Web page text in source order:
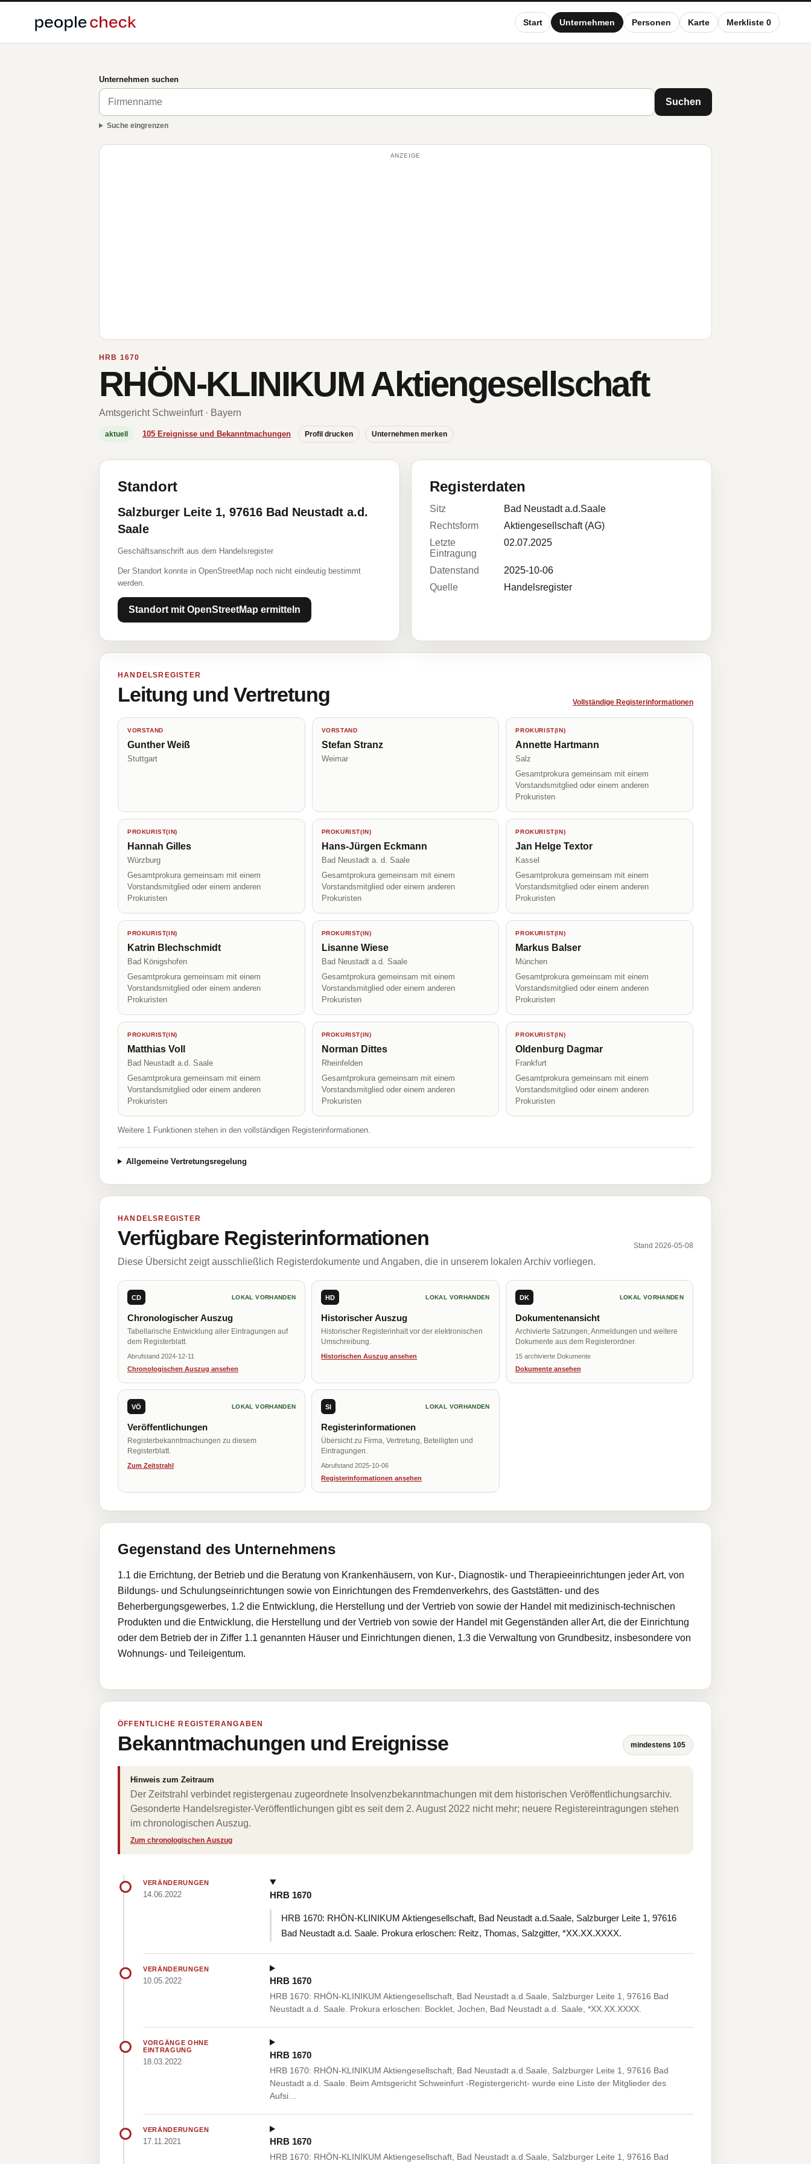
Start Unternehmen Personen Karte Merkliste 0
Unternehmen suchen
Suchen
Suche eingrenzen
ANZEIGE
HRB 1670
RHÖN-KLINIKUM Aktiengesellschaft
Amtsgericht Schweinfurt · Bayern
aktuell 105 Ereignisse und Bekanntmachungen Profil drucken Unternehmen merken
Standort
Salzburger Leite 1, 97616 Bad Neustadt a.d.
Saale
Geschäftsanschrift aus dem Handelsregister
Der Standort konnte in OpenStreetMap noch nicht eindeutig bestimmt
werden.
Standort mit OpenStreetMap ermitteln
Registerdaten
Sitz
Bad Neustadt a.d.Saale
Rechtsform
Aktiengesellschaft (AG)
Letzte
Eintragung
02.07.2025
Datenstand
2025-10-06
Quelle
Handelsregister
HANDELSREGISTER
Leitung und Vertretung Vollständige Registerinformationen
VORSTAND
Gunther Weiß
Stuttgart
VORSTAND
Stefan Stranz
Weimar
PROKURIST(IN)
Annette Hartmann
Salz
Gesamtprokura gemeinsam mit einem
Vorstandsmitglied oder einem anderen
Prokuristen
PROKURIST(IN)
Hannah Gilles
Würzburg
Gesamtprokura gemeinsam mit einem
Vorstandsmitglied oder einem anderen
Prokuristen
PROKURIST(IN)
Hans-Jürgen Eckmann
Bad Neustadt a. d. Saale
Gesamtprokura gemeinsam mit einem
Vorstandsmitglied oder einem anderen
Prokuristen
PROKURIST(IN)
Jan Helge Textor
Kassel
Gesamtprokura gemeinsam mit einem
Vorstandsmitglied oder einem anderen
Prokuristen
PROKURIST(IN)
Katrin Blechschmidt
Bad Königshofen
Gesamtprokura gemeinsam mit einem
Vorstandsmitglied oder einem anderen
Prokuristen
PROKURIST(IN)
Lisanne Wiese
Bad Neustadt a.d. Saale
Gesamtprokura gemeinsam mit einem
Vorstandsmitglied oder einem anderen
Prokuristen
PROKURIST(IN)
Markus Balser
München
Gesamtprokura gemeinsam mit einem
Vorstandsmitglied oder einem anderen
Prokuristen
PROKURIST(IN)
Matthias Voll
Bad Neustadt a.d. Saale
Gesamtprokura gemeinsam mit einem
Vorstandsmitglied oder einem anderen
Prokuristen
PROKURIST(IN)
Norman Dittes
Rheinfelden
Gesamtprokura gemeinsam mit einem
Vorstandsmitglied oder einem anderen
Prokuristen
PROKURIST(IN)
Oldenburg Dagmar
Frankfurt
Gesamtprokura gemeinsam mit einem
Vorstandsmitglied oder einem anderen
Prokuristen
Weitere 1 Funktionen stehen in den vollständigen Registerinformationen.
Allgemeine Vertretungsregelung
HANDELSREGISTER
Verfügbare Registerinformationen Stand 2026-05-08
Diese Übersicht zeigt ausschließlich Registerdokumente und Angaben, die in unserem lokalen Archiv vorliegen.
CD LOKAL VORHANDEN
Chronologischer Auszug
Tabellarische Entwicklung aller Eintragungen auf
dem Registerblatt.
Abrufstand 2024-12-11
Chronologischen Auszug ansehen
HD LOKAL VORHANDEN
Historischer Auszug
Historischer Registerinhalt vor der elektronischen
Umschreibung.
Historischen Auszug ansehen
DK LOKAL VORHANDEN
Dokumentenansicht
Archivierte Satzungen, Anmeldungen und weitere
Dokumente aus dem Registerordner.
15 archivierte Dokumente
Dokumente ansehen
VÖ LOKAL VORHANDEN
Veröffentlichungen
Registerbekanntmachungen zu diesem
Registerblatt.
Zum Zeitstrahl
SI LOKAL VORHANDEN
Registerinformationen
Übersicht zu Firma, Vertretung, Beteiligten und
Eintragungen.
Abrufstand 2025-10-06
Registerinformationen ansehen
Gegenstand des Unternehmens
1.1 die Errichtung, der Betrieb und die Beratung von Krankenhäusern, von Kur-, Diagnostik- und Therapieeinrichtungen jeder Art, von
Bildungs- und Schulungseinrichtungen sowie von Einrichtungen des Fremdenverkehrs, des Gaststätten- und des
Beherbergungsgewerbes, 1.2 die Entwicklung, die Herstellung und der Vertrieb von sowie der Handel mit medizinisch-technischen
Produkten und die Entwicklung, die Herstellung und der Vertrieb von sowie der Handel mit Gegenständen aller Art, die der Einrichtung
oder dem Betrieb der in Ziffer 1.1 genannten Häuser und Einrichtungen dienen, 1.3 die Verwaltung von Grundbesitz, insbesondere von
Wohnungs- und Teileigentum.
ÖFFENTLICHE REGISTERANGABEN
Bekanntmachungen und Ereignisse mindestens 105
Hinweis zum Zeitraum
Der Zeitstrahl verbindet registergenau zugeordnete Insolvenzbekanntmachungen mit dem historischen Veröffentlichungsarchiv.
Gesonderte Handelsregister-Veröffentlichungen gibt es seit dem 2. August 2022 nicht mehr; neuere Registereintragungen stehen
im chronologischen Auszug.
Zum chronologischen Auszug
VERÄNDERUNGEN
14.06.2022 HRB 1670
HRB 1670: RHÖN-KLINIKUM Aktiengesellschaft, Bad Neustadt a.d.Saale, Salzburger Leite 1, 97616
Bad Neustadt a.d. Saale. Prokura erloschen: Reitz, Thomas, Salzgitter, *XX.XX.XXXX.
VERÄNDERUNGEN
10.05.2022 HRB 1670
HRB 1670: RHÖN-KLINIKUM Aktiengesellschaft, Bad Neustadt a.d.Saale, Salzburger Leite 1, 97616 Bad
Neustadt a.d. Saale. Prokura erloschen: Bocklet, Jochen, Bad Neustadt a.d. Saale, *XX.XX.XXXX.
VORGÄNGE OHNE
EINTRAGUNG
18.03.2022
HRB 1670
HRB 1670: RHÖN-KLINIKUM Aktiengesellschaft, Bad Neustadt a.d.Saale, Salzburger Leite 1, 97616 Bad
Neustadt a.d. Saale. Beim Amtsgericht Schweinfurt -Registergericht- wurde eine Liste der Mitglieder des
Aufsi…
VERÄNDERUNGEN
17.11.2021 HRB 1670
HRB 1670: RHÖN-KLINIKUM Aktiengesellschaft, Bad Neustadt a.d.Saale, Salzburger Leite 1, 97616 Bad